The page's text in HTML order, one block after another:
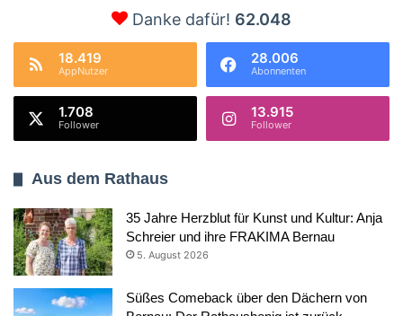
Danke dafür! 62.048
18.419
AppNutzer
28.006
Abonnenten
1.708
Follower
13.915
Follower
Aus dem Rathaus
35 Jahre Herzblut für Kunst und Kultur: Anja
Schreier und ihre FRAKIMA Bernau
5. August 2026
Süßes Comeback über den Dächern von